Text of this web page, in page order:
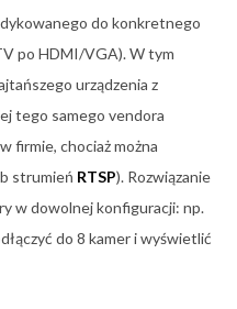
do konkretnego
po HDMI/VGA). W tym
urządzenia z
tego samego vendora
firmie, chociaż można
strumień RTSP). Rozwiązanie
w dowolnej konfiguracji: np.
do 8 kamer i wyświetlić